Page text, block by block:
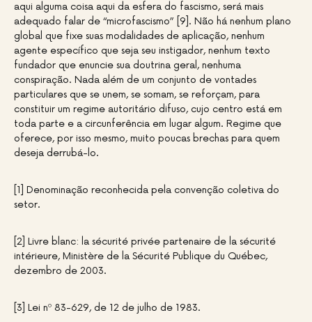
aqui alguma coisa aqui da esfera do fascismo, será mais
adequado falar de “microfascismo” [9]. Não há nenhum plano
global que fixe suas modalidades de aplicação, nenhum
agente específico que seja seu instigador, nenhum texto
fundador que enuncie sua doutrina geral, nenhuma
conspiração. Nada além de um conjunto de vontades
particulares que se unem, se somam, se reforçam, para
constituir um regime autoritário difuso, cujo centro está em
toda parte e a circunferência em lugar algum. Regime que
oferece, por isso mesmo, muito poucas brechas para quem
deseja derrubá-lo.
[1] Denominação reconhecida pela convenção coletiva do
setor.
[2] Livre blanc: la sécurité privée partenaire de la sécurité
intérieure, Ministère de la Sécurité Publique du Québec,
dezembro de 2003.
[3] Lei nº 83-629, de 12 de julho de 1983.